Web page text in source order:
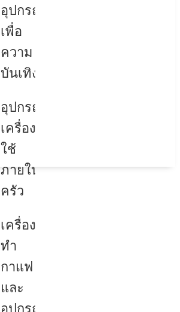
อุปกรณ์
เพื่อ
ความ
บันเทิง
อุปกรณ์
เครื่อง
ใช้
ภายใน
ครัว
เครื่อง
ทำ
กาแฟ
และ
อุปกรณ์